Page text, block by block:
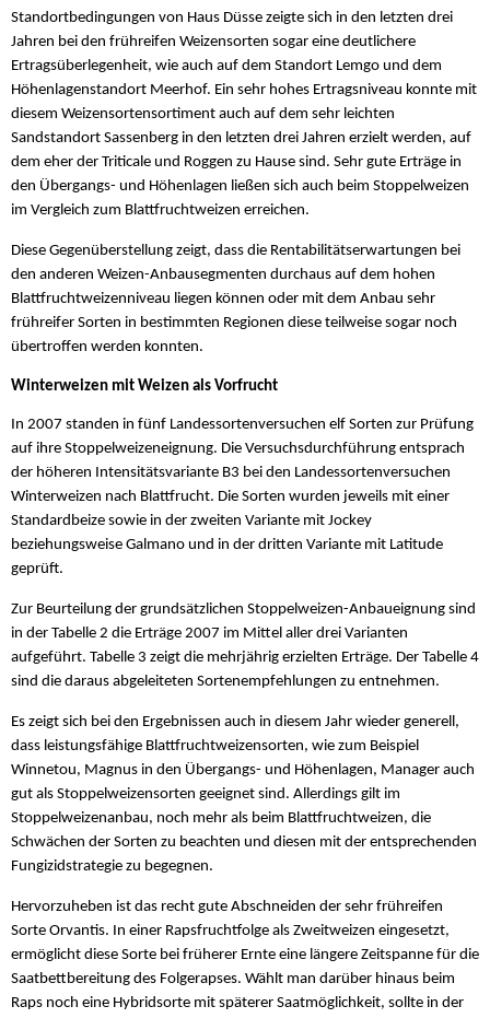
Standortbedingungen von Haus Düsse zeigte sich in den letzten drei
Jahren bei den frühreifen Weizensorten sogar eine deutlichere
Ertragsüberlegenheit, wie auch auf dem Standort Lemgo und dem
Höhenlagenstandort Meerhof. Ein sehr hohes Ertragsniveau konnte mit
diesem Weizensortensortiment auch auf dem sehr leichten
Sandstandort Sassenberg in den letzten drei Jahren erzielt werden, auf
dem eher der Triticale und Roggen zu Hause sind. Sehr gute Erträge in
den Übergangs- und Höhenlagen ließen sich auch beim Stoppelweizen
im Vergleich zum Blattfruchtweizen erreichen.
Diese Gegenüberstellung zeigt, dass die Rentabilitätserwartungen bei
den anderen Weizen-Anbausegmenten durchaus auf dem hohen
Blattfruchtweizenniveau liegen können oder mit dem Anbau sehr
frühreifer Sorten in bestimmten Regionen diese teilweise sogar noch
übertroffen werden konnten.
Winterweizen mit Weizen als Vorfrucht
In 2007 standen in fünf Landessortenversuchen elf Sorten zur Prüfung
auf ihre Stoppelweizeneignung. Die Versuchsdurchführung entsprach
der höheren Intensitätsvariante B3 bei den Landessortenversuchen
Winterweizen nach Blattfrucht. Die Sorten wurden jeweils mit einer
Standardbeize sowie in der zweiten Variante mit Jockey
beziehungsweise Galmano und in der dritten Variante mit Latitude
geprüft.
Zur Beurteilung der grundsätzlichen Stoppelweizen-Anbaueignung sind
in der Tabelle 2 die Erträge 2007 im Mittel aller drei Varianten
aufgeführt. Tabelle 3 zeigt die mehrjährig erzielten Erträge. Der Tabelle 4
sind die daraus abgeleiteten Sortenempfehlungen zu entnehmen.
Es zeigt sich bei den Ergebnissen auch in diesem Jahr wieder generell,
dass leistungsfähige Blattfruchtweizensorten, wie zum Beispiel
Winnetou, Magnus in den Übergangs- und Höhenlagen, Manager auch
gut als Stoppelweizensorten geeignet sind. Allerdings gilt im
Stoppelweizenanbau, noch mehr als beim Blattfruchtweizen, die
Schwächen der Sorten zu beachten und diesen mit der entsprechenden
Fungizidstrategie zu begegnen.
Hervorzuheben ist das recht gute Abschneiden der sehr frühreifen
Sorte Orvantis. In einer Rapsfruchtfolge als Zweitweizen eingesetzt,
ermöglicht diese Sorte bei früherer Ernte eine längere Zeitspanne für die
Saatbettbereitung des Folgerapses. Wählt man darüber hinaus beim
Raps noch eine Hybridsorte mit späterer Saatmöglichkeit, sollte in der